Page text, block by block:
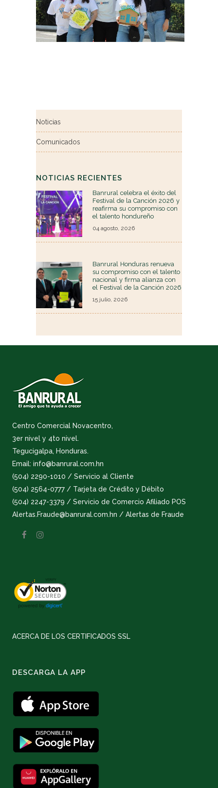
Noticias
Comunicados
NOTICIAS RECIENTES
Banrural celebra el éxito del
Festival de la Canción 2026 y
reafirma su compromiso con
el talento hondureño
04 agosto, 2026
Banrural Honduras renueva
su compromiso con el talento
nacional y firma alianza con
el Festival de la Canción 2026
15 julio, 2026
Centro Comercial Novacentro,
3er nivel y 4to nivel.
Tegucigalpa, Honduras.
Email: info@banrural.com.hn
(504) 2290-1010 / Servicio al Cliente
(504) 2564-0777 / Tarjeta de Crédito y Débito
(504) 2247-3379 / Servicio de Comercio Afiliado POS
Alertas.Fraude@banrural.com.hn / Alertas de Fraude
ACERCA DE LOS CERTIFICADOS SSL
DESCARGA LA APP